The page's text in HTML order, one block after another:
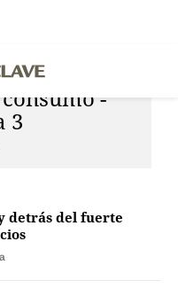
-
3
detrás del fuerte